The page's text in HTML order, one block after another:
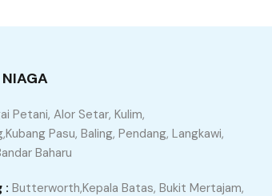
Petani, Alor Setar, Kulim,
Pasu, Baling, Pendang, Langkawi,
Baharu
: Butterworth,Kepala Batas, Bukit Mertajam,